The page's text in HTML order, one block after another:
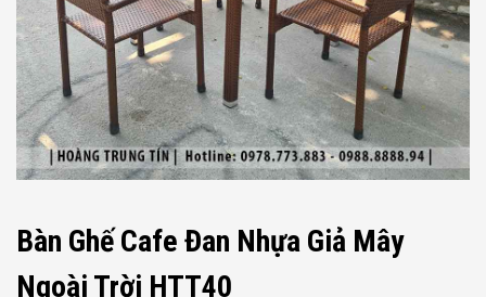
Bàn Ghế Cafe Đan Nhựa Giả Mây
Ngoài Trời HTT40